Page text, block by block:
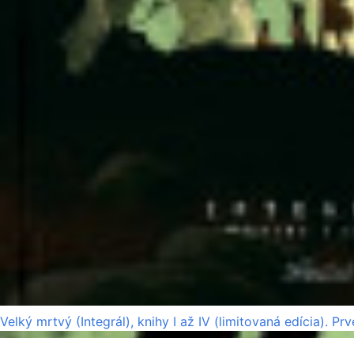
Velký mrtvý (Integrál), knihy I až IV (limitovaná edícia).